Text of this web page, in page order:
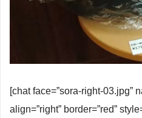
[chat face=”sora-right-03.jpg”
align=”right” border=”red”